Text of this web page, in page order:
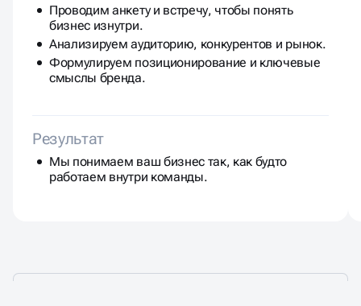
Проводим анкету и встречу, чтобы понять
бизнес изнутри.
Анализируем аудиторию, конкурентов и рынок.
Формулируем позиционирование и ключевые
смыслы бренда.
Результат
Мы понимаем ваш бизнес так, как будто
работаем внутри команды.